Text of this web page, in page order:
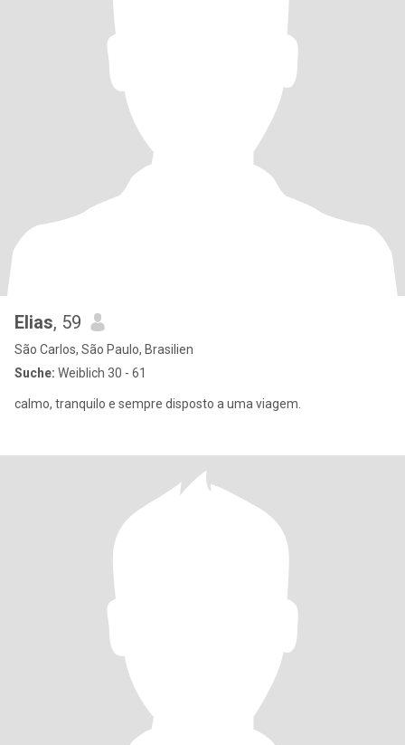
Elias, 59
São Carlos, São Paulo, Brasilien
Suche: Weiblich 30 - 61
calmo, tranquilo e sempre disposto a uma viagem.